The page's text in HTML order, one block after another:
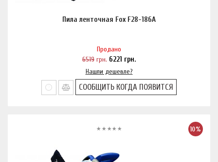
Пила ленточная Fox F28-186A
Продано
6519 грн. 6221 грн.
Нашли дешевле?
СООБЩИТЬ КОГДА ПОЯВИТСЯ
10%